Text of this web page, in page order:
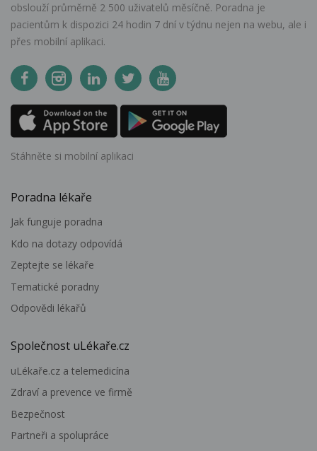
obslouží průměrně 2 500 uživatelů měsíčně. Poradna je
pacientům k dispozici 24 hodin 7 dní v týdnu nejen na webu, ale i
přes mobilní aplikaci.
Stáhněte si mobilní aplikaci
Poradna lékaře
Jak funguje poradna
Kdo na dotazy odpovídá
Zeptejte se lékaře
Tematické poradny
Odpovědi lékařů
Společnost uLékaře.cz
uLékaře.cz a telemedicína
Zdraví a prevence ve firmě
Bezpečnost
Partneři a spolupráce